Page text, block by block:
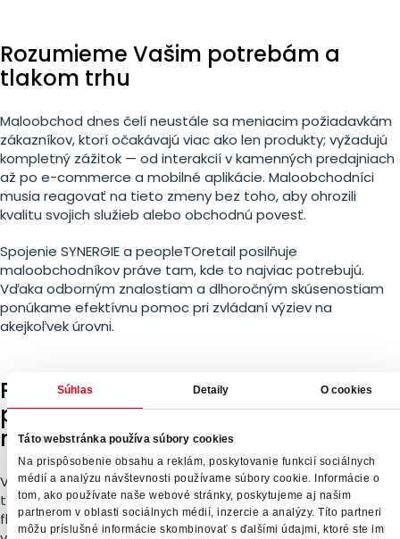
Súhlas Detaily O cookies
Táto webstránka používa súbory cookies
Na prispôsobenie obsahu a reklám, poskytovanie funkcií sociálnych
médií a analýzu návštevnosti používame súbory cookie. Informácie o
tom, ako používate naše webové stránky, poskytujeme aj našim
partnerom v oblasti sociálnych médií, inzercie a analýzy. Títo partneri
môžu príslušné informácie skombinovať s ďalšími údajmi, ktoré ste im
Rozumieme Vašim potrebám a
tlakom trhu
Maloobchod dnes čelí neustále sa meniacim požiadavkám
zákazníkov, ktorí očakávajú viac ako len produkty; vyžadujú
kompletný zážitok — od interakcií v kamenných predajniach
až po e-commerce a mobilné aplikácie. Maloobchodníci
musia reagovať na tieto zmeny bez toho, aby ohrozili
kvalitu svojich služieb alebo obchodnú povesť.
Spojenie SYNERGIE a peopleTOretail posilňuje
maloobchodníkov práve tam, kde to najviac potrebujú.
Vďaka odborným znalostiam a dlhoročným skúsenostiam
ponúkame efektívnu pomoc pri zvládaní výziev na
akejkoľvek úrovni.
Prečo je spojenie SYNERGIE a
peopleTOretail výhodné pre
maloobchodníkov?
V maloobchode je kľúčom k úspechu stabilný a kvalifikovaný
tím, pripravený prekonať očakávania zákazníkov. Vysoká
fluktuácia a nedostatok kvalifikovaných pracovníkov sú